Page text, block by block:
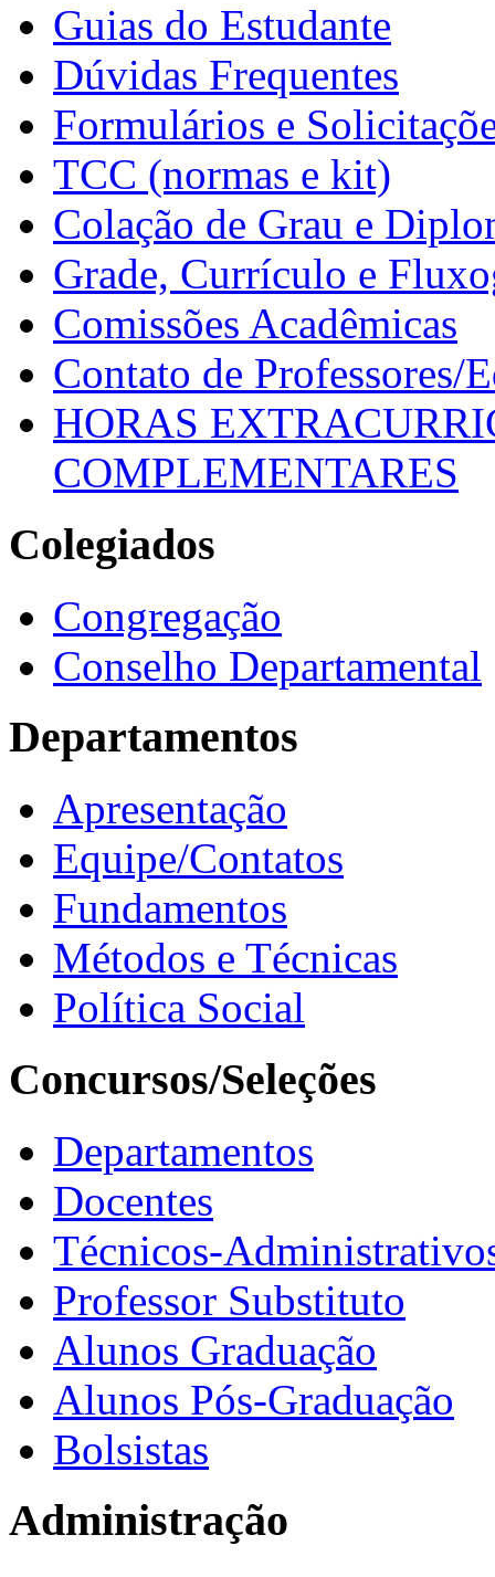
Guias do Estudante
Dúvidas Frequentes
Formulários e
TCC (normas e kit)
Colação de Grau e
Grade, Currículo e
Comissões Acadêmicas
Contato de Professores/
HORAS
COMPLEMENTARES
Colegiados
Congregação
Conselho Departamental
Departamentos
Apresentação
Equipe/Contatos
Fundamentos
Métodos e Técnicas
Política Social
Concursos/Seleções
Departamentos
Docentes
Técnicos-
Professor Substituto
Alunos Graduação
Alunos Pós-Graduação
Bolsistas
Administração